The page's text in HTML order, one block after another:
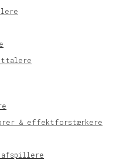
& effektforstærkere
afspillere